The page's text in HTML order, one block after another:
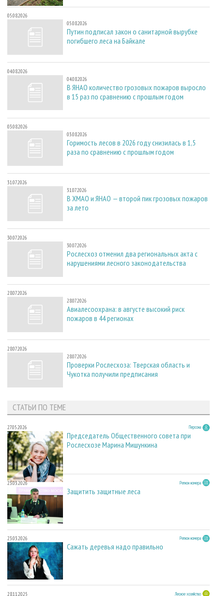
05.08.2026
05.08.2026
Путин подписал закон о санитарной вырубке
погибшего леса на Байкале
04.08.2026
04.08.2026
В ЯНАО количество грозовых пожаров выросло
в 15 раз по сравнению с прошлым годом
03.08.2026
03.08.2026
Горимость лесов в 2026 году снизилась в 1,5
раза по сравнению с прошлым годом
31.07.2026
31.07.2026
В ХМАО и ЯНАО — второй пик грозовых пожаров
за лето
30.07.2026
30.07.2026
Рослесхоз отменил два региональных акта с
нарушениями лесного законодательства
28.07.2026
28.07.2026
Авиалесоохрана: в августе высокий риск
пожаров в 44 регионах
28.07.2026
28.07.2026
Проверки Рослесхоза: Тверская область и
Чукотка получили предписания
СТАТЬИ ПО ТЕМЕ
27.05.2026 Персона
Председатель Общественного совета при
Рослесхозе Марина Мишункина
23.03.2026 Регион номера
Защитить защитные леса
23.03.2026 Регион номера
Сажать деревья надо правильно
28.11.2025 Лесное хозяйство